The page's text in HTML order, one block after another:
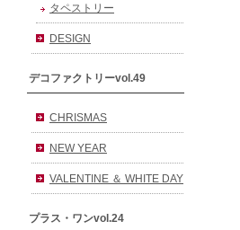
タペストリー
DESIGN
デコファクトリーvol.49
CHRISMAS
NEW YEAR
VALENTINE ＆ WHITE DAY
プラス・ワンvol.24